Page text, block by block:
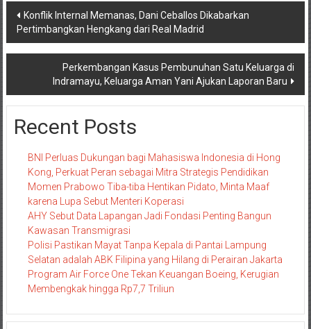
Navigasi
pos
Konflik Internal Memanas, Dani Ceballos Dikabarkan
Pertimbangkan Hengkang dari Real Madrid
Perkembangan Kasus Pembunuhan Satu Keluarga di
Indramayu, Keluarga Aman Yani Ajukan Laporan Baru
Recent Posts
BNI Perluas Dukungan bagi Mahasiswa Indonesia di Hong
Kong, Perkuat Peran sebagai Mitra Strategis Pendidikan
Momen Prabowo Tiba-tiba Hentikan Pidato, Minta Maaf
karena Lupa Sebut Menteri Koperasi
AHY Sebut Data Lapangan Jadi Fondasi Penting Bangun
Kawasan Transmigrasi
Polisi Pastikan Mayat Tanpa Kepala di Pantai Lampung
Selatan adalah ABK Filipina yang Hilang di Perairan Jakarta
Program Air Force One Tekan Keuangan Boeing, Kerugian
Membengkak hingga Rp7,7 Triliun